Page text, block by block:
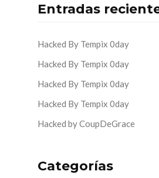
Entradas
Hacked By Tempix 0day
Hacked By Tempix 0day
Hacked By Tempix 0day
Hacked By Tempix 0day
Hacked by CoupDeGrace
Categorías